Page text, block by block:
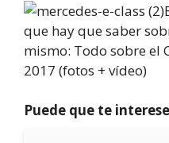
que hay que saber
mismo: Todo sobre el
2017 (fotos + vídeo)
Puede que te